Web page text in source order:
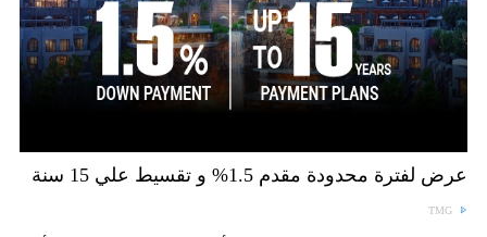
عرض لفترة محدودة مقدم 1.5% و تقسيط علي 15 سنة
TMG